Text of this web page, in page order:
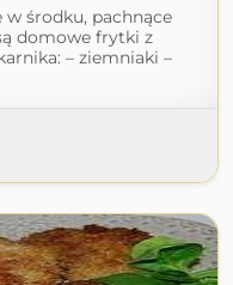
środku, pachnące
domowe frytki z
– ziemniaki –